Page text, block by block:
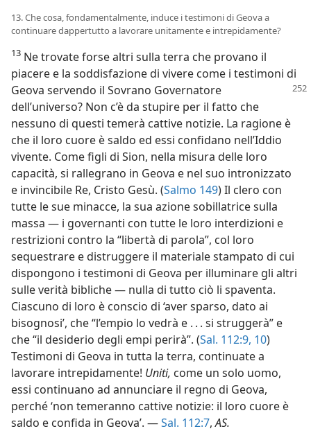
13. Che cosa, fondamentalmente, induce i testimoni di Geova a
continuare dappertutto a lavorare unitamente e intrepidamente?
13 Ne trovate forse altri sulla terra che provano il
piacere e la soddisfazione di vivere come i testimoni di
Geova servendo il Sovrano Governatore
dell’universo? Non c’è da stupire per il fatto che
nessuno di questi temerà cattive notizie. La ragione è
che il loro cuore è saldo ed essi confidano nell’Iddio
vivente. Come figli di Sion, nella misura delle loro
capacità, si rallegrano in Geova e nel suo intronizzato
e invincibile Re, Cristo Gesù. (Salmo 149) Il clero con
tutte le sue minacce, la sua azione sobillatrice sulla
massa — i governanti con tutte le loro interdizioni e
restrizioni contro la “libertà di parola”, col loro
sequestrare e distruggere il materiale stampato di cui
dispongono i testimoni di Geova per illuminare gli altri
sulle verità bibliche — nulla di tutto ciò li spaventa.
Ciascuno di loro è conscio di ‘aver sparso, dato ai
bisognosi’, che “l’empio lo vedrà e . . . si struggerà” e
che “il desiderio degli empi perirà”. (Sal. 112:9, 10)
Testimoni di Geova in tutta la terra, continuate a
lavorare intrepidamente! Uniti, come un solo uomo,
essi continuano ad annunciare il regno di Geova,
perché ‘non temeranno cattive notizie: il loro cuore è
saldo e confida in Geova’. —Sal. 112:7,AS.